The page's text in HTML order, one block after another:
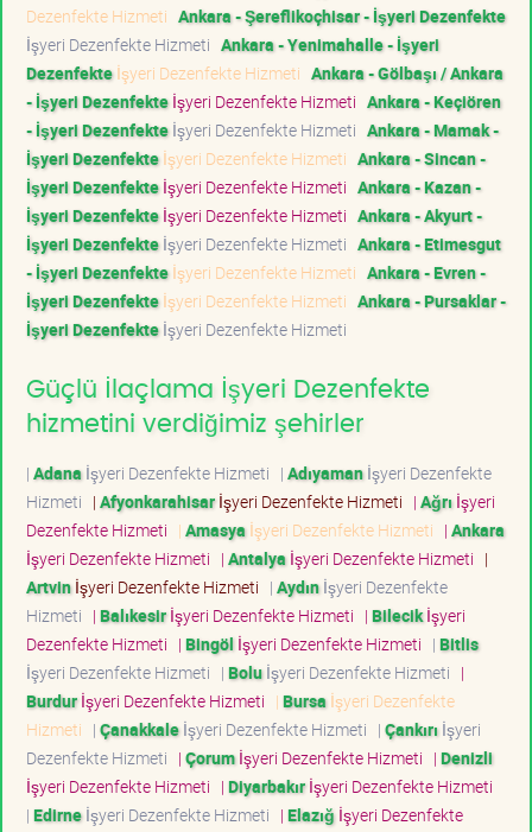
Dezenfekte Hizmeti Ankara - Şereflikoçhisar - İşyeri Dezenfekte
İşyeri Dezenfekte Hizmeti Ankara - Yenimahalle - İşyeri
Dezenfekteİşyeri Dezenfekte Hizmeti Ankara - Gölbaşı / Ankara
- İşyeri Dezenfekteİşyeri Dezenfekte Hizmeti Ankara - Keçiören
- İşyeri Dezenfekteİşyeri Dezenfekte Hizmeti Ankara - Mamak -
İşyeri Dezenfekteİşyeri Dezenfekte Hizmeti Ankara - Sincan -
İşyeri Dezenfekteİşyeri Dezenfekte Hizmeti Ankara - Kazan -
İşyeri Dezenfekteİşyeri Dezenfekte Hizmeti Ankara - Akyurt -
İşyeri Dezenfekteİşyeri Dezenfekte Hizmeti Ankara - Etimesgut
- İşyeri Dezenfekteİşyeri Dezenfekte Hizmeti Ankara - Evren -
İşyeri Dezenfekteİşyeri Dezenfekte Hizmeti Ankara - Pursaklar -
İşyeri Dezenfekteİşyeri Dezenfekte Hizmeti
Güçlü İlaçlama İşyeri Dezenfekte
hizmetini verdiğimiz şehirler
| Adana İşyeri Dezenfekte Hizmeti | Adıyamanİşyeri Dezenfekte
Hizmeti | Afyonkarahisarİşyeri Dezenfekte Hizmeti | Ağrı İşyeri
Dezenfekte Hizmeti | Amasya İşyeri Dezenfekte Hizmeti | Ankara
İşyeri Dezenfekte Hizmeti | Antalya İşyeri Dezenfekte Hizmeti |
Artvinİşyeri Dezenfekte Hizmeti | Aydınİşyeri Dezenfekte
Hizmeti | Balıkesirİşyeri Dezenfekte Hizmeti | Bilecikİşyeri
Dezenfekte Hizmeti | Bingöl İşyeri Dezenfekte Hizmeti | Bitlis
İşyeri Dezenfekte Hizmeti | Boluİşyeri Dezenfekte Hizmeti |
Burdurİşyeri Dezenfekte Hizmeti | Bursa İşyeri Dezenfekte
Hizmeti | Çanakkaleİşyeri Dezenfekte Hizmeti | Çankırı İşyeri
Dezenfekte Hizmeti | Çorumİşyeri Dezenfekte Hizmeti | Denizli
İşyeri Dezenfekte Hizmeti | Diyarbakırİşyeri Dezenfekte Hizmeti
| Edirneİşyeri Dezenfekte Hizmeti | Elazığ İşyeri Dezenfekte